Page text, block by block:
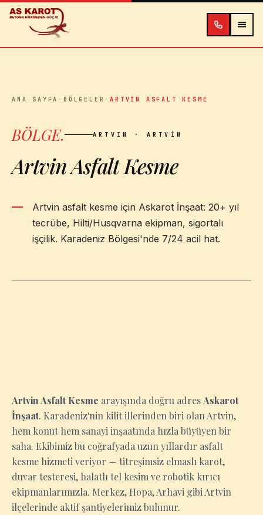
İçeriğe atla
ANA SAYFA ·BÖLGELER ·ARTVIN ASFALT KESME
BÖLGE. ARTVIN · ARTVIN
Artvin Asfalt Kesme
Artvin asfalt kesme için Askarot İnşaat: 20+ yıl
tecrübe, Hilti/Husqvarna ekipman, sigortalı
işçilik. Karadeniz Bölgesi'nde 7/24 acil hat.
Artvin Asfalt Kesme arayışında doğru adresAskarot
İnşaat. Karadeniz'nin kilit illerinden biri olan Artvin,
hem konut hem sanayi inşaatında hızla büyüyen bir
saha. Ekibimiz bu coğrafyada uzun yıllardır asfalt
kesme hizmeti veriyor — titreşimsiz elmaslı karot,
duvar testeresi, halatlı tel kesim ve robotik kırıcı
ekipmanlarımızla. Merkez, Hopa, Arhavi gibi Artvin
ilçelerinde aktif şantiyelerimiz bulunur.